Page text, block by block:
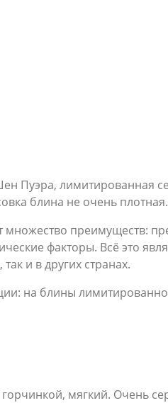
Пуэра, лимитированная
блина не очень плотная.
преимуществ:
факторы. Всё это
и в других странах.
на блины
мягкий. Очень